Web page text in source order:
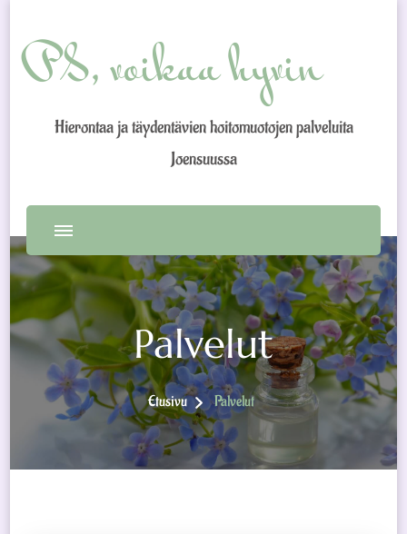
PS, voikaa hyvin
Hierontaa ja täydentävien hoitomuotojen palveluita
Joensuussa
Palvelut
Etusivu Palvelut